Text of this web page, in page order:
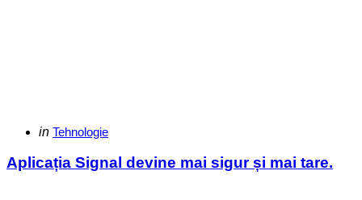
Categories
Posted
in Tehnologie
Aplicația Signal devine mai sigur și mai tare.